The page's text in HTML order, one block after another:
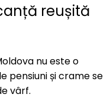
reușită
nu este o
pensiuni și crame se
vârf.